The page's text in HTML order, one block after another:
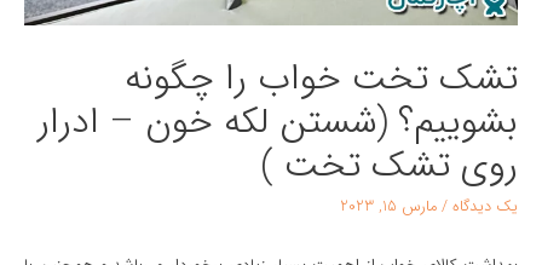
تشک تخت خواب را چگونه
بشوییم؟ (شستن لکه خون – ادرار
روی تشک تخت )
یک دیدگاه / مارس 15, 2023